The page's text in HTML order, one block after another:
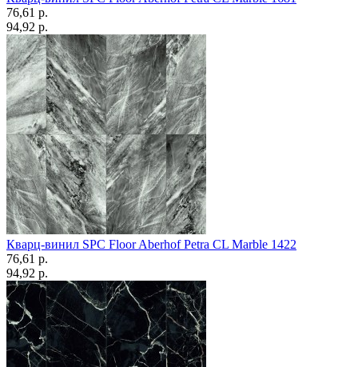
76,61 p.
94,92 p.
Кварц-винил SPC Floor Aberhof Petra CL Marble 1422
76,61 p.
94,92 p.